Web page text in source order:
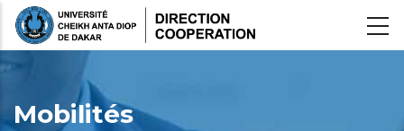
Aller
Mobilités